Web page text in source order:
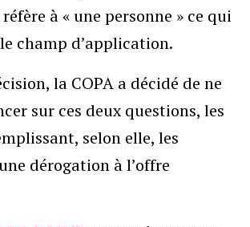
à « une personne » ce qui
champ d’application.
la COPA a décidé de ne
sur ces deux questions, les
selon elle, les
dérogation à l’offre